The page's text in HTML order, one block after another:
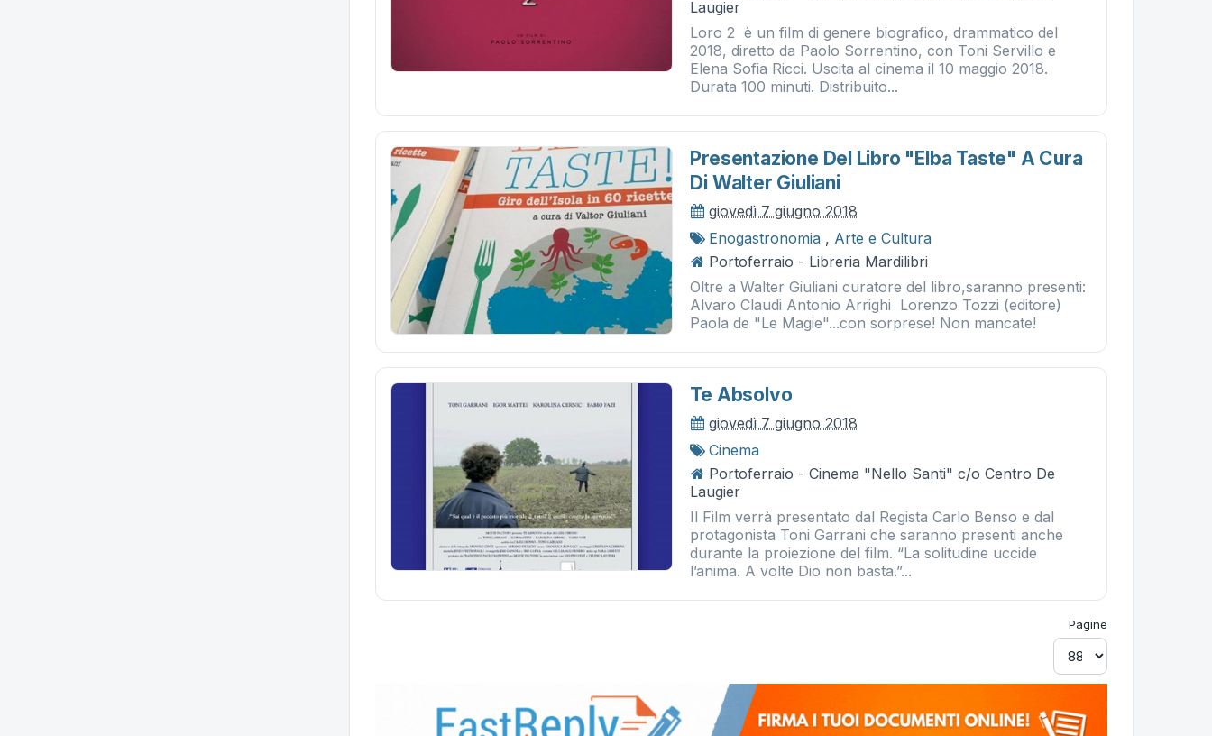
Laugier
Loro 2 è un film di genere biografico, drammatico del
2018, diretto da Paolo Sorrentino, con Toni Servillo e
Elena Sofia Ricci. Uscita al cinema il 10 maggio 2018.
Durata 100 minuti. Distribuito...
Presentazione Del Libro "elba Taste" A Cura
Di Walter Giuliani
giovedì 7 giugno 2018
Enogastronomia , Arte e Cultura
Portoferraio - Libreria Mardilibri
Oltre a Walter Giuliani curatore del libro,saranno presenti:
Alvaro Claudi Antonio Arrighi Lorenzo Tozzi (editore)
Paola de "Le Magie"...con sorprese! Non mancate!
Te Absolvo
giovedì 7 giugno 2018
Cinema
Portoferraio - Cinema "Nello Santi" c/o Centro De
Laugier
Il Film verrà presentato dal Regista Carlo Benso e dal
protagonista Toni Garrani che saranno presenti anche
durante la proiezione del film. “La solitudine uccide
l’anima. A volte Dio non basta.”...
Pagine